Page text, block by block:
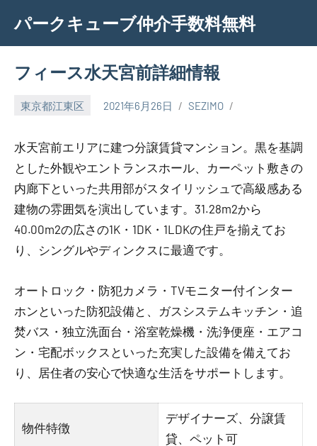
content
パークキューブ仲介手数料無料
フィース水天宮前詳細情報
東京都江東区 2021年6月26日 SEZIMO
水天宮前エリアに建つ分譲賃貸マンション。黒を基調
とした外観やエントランスホール、カーペット敷きの
内廊下といった共用部がスタイリッシュで高級感ある
建物の雰囲気を演出しています。31.28m2から
40.00m2の広さの1K・1DK・1LDKの住戸を揃えてお
り、シングルやディンクスに最適です。
オートロック・防犯カメラ・TVモニター付インター
ホンといった防犯設備と、ガスシステムキッチン・追
焚バス・独立洗面台・浴室乾燥機・洗浄便座・エアコ
ン・宅配ボックスといった充実した設備を備えてお
り、居住者の安心で快適な生活をサポートします。
物件特徴
デザイナーズ、分譲賃
貸、ペット可